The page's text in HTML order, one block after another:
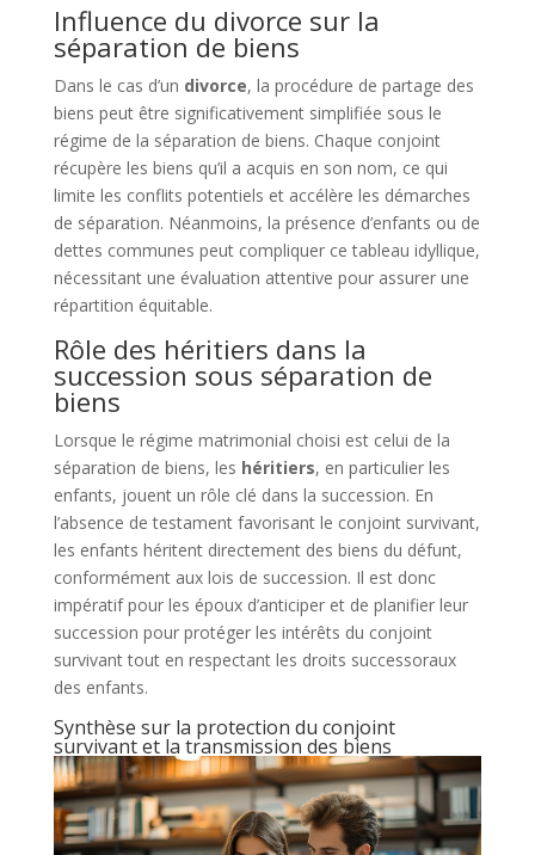
Influence du divorce sur la
séparation de biens
Dans le cas d’un divorce, la procédure de partage des
biens peut être significativement simplifiée sous le
régime de la séparation de biens. Chaque conjoint
récupère les biens qu’il a acquis en son nom, ce qui
limite les conflits potentiels et accélère les démarches
de séparation. Néanmoins, la présence d’enfants ou de
dettes communes peut compliquer ce tableau idyllique,
nécessitant une évaluation attentive pour assurer une
répartition équitable.
Rôle des héritiers dans la
succession sous séparation de
biens
Lorsque le régime matrimonial choisi est celui de la
séparation de biens, les héritiers, en particulier les
enfants, jouent un rôle clé dans la succession. En
l’absence de testament favorisant le conjoint survivant,
les enfants héritent directement des biens du défunt,
conformément aux lois de succession. Il est donc
impératif pour les époux d’anticiper et de planifier leur
succession pour protéger les intérêts du conjoint
survivant tout en respectant les droits successoraux
des enfants.
Synthèse sur la protection du conjoint
survivant et la transmission des biens